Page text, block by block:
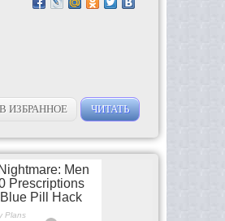
В ИЗБРАННОЕ ЧИТАТЬ